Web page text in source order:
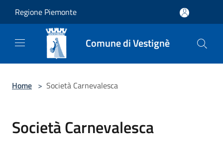
Regione Piemonte
Comune di Vestignè
Home > Società Carnevalesca
Società Carnevalesca